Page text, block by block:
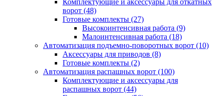
Комплектующие и аксессуары для откатных
ворот (48)
Готовые комплекты (27)
Высокоинтенсивная работа (9)
Малоинтенсивная работа (18)
Автоматизация подъемно-поворотных ворот (10)
Аксессуары для приводов (8)
Готовые комплекты (2)
Автоматизация распашных ворот (100)
Комплектующие и аксессуары для
распашных ворот (44)